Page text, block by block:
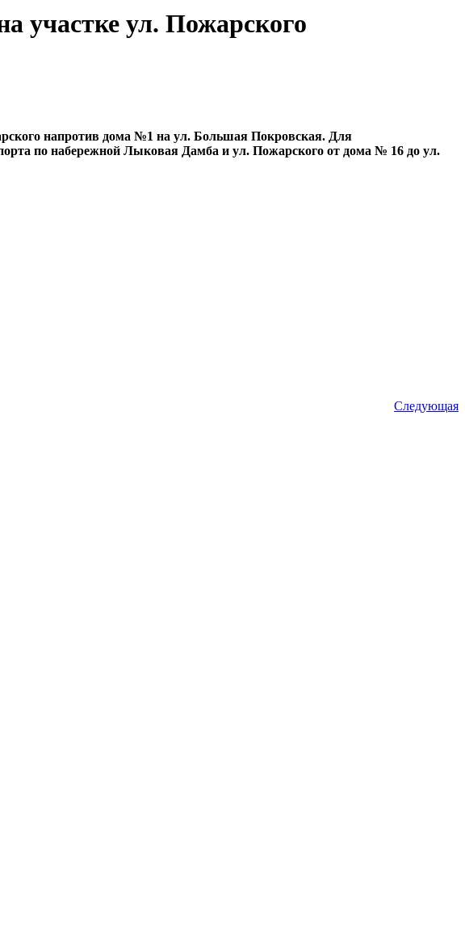
участке ул. Пожарского
напротив дома №1 на ул. Большая Покровская. Для
по набережной Лыковая Дамба и ул. Пожарского от дома № 16 до ул.
Следующая